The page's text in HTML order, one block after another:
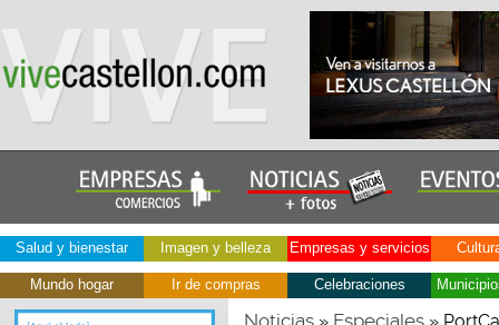
Salud y bienestar Imagen y belleza Empresas y servicios
Mundo hogar Ir de compras Celebraciones
Noticias Especiales